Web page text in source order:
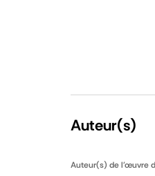
Auteur(s)
Auteur(s) de l'œuvre